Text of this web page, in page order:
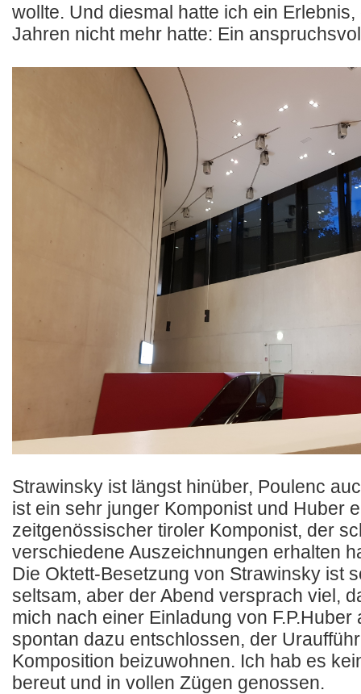
wollte. Und diesmal hatte ich ein
Jahren nicht mehr hatte: Ein
Strawinsky ist längst hinüber, Poulenc
ist ein sehr junger Komponist und Huber
zeitgenössischer tiroler Komponist, der
verschiedene Auszeichnungen erhalten
Die Oktett-Besetzung von Strawinsky ist
seltsam, aber der Abend versprach viel,
mich nach einer Einladung von F.P.Huber
spontan dazu entschlossen, der
Komposition beizuwohnen. Ich hab es
bereut und in vollen Zügen genossen.